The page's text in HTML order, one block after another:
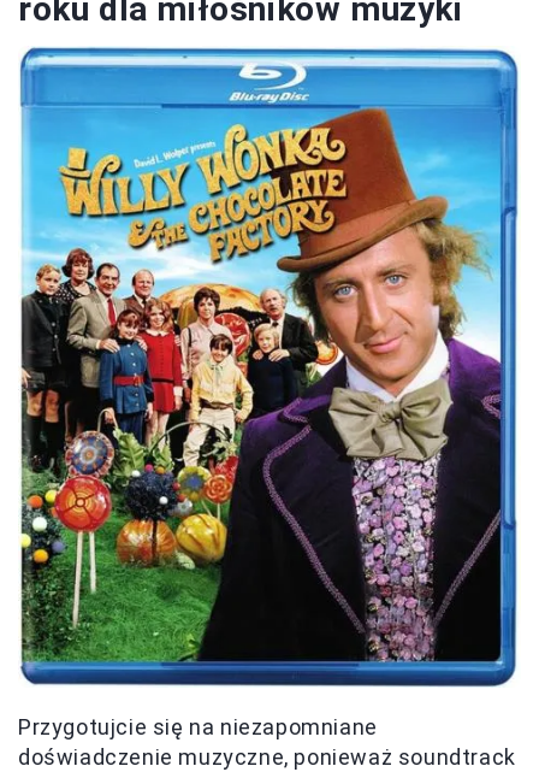
roku dla miłośników muzyki
Przygotujcie się na niezapomniane
doświadczenie muzyczne, ponieważ soundtrack